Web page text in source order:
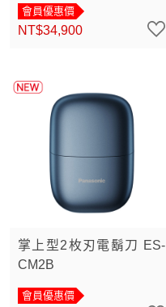
會員優惠價
NT$34,900
掌上型2枚刃電鬍刀 ES-
CM2B
會員優惠價